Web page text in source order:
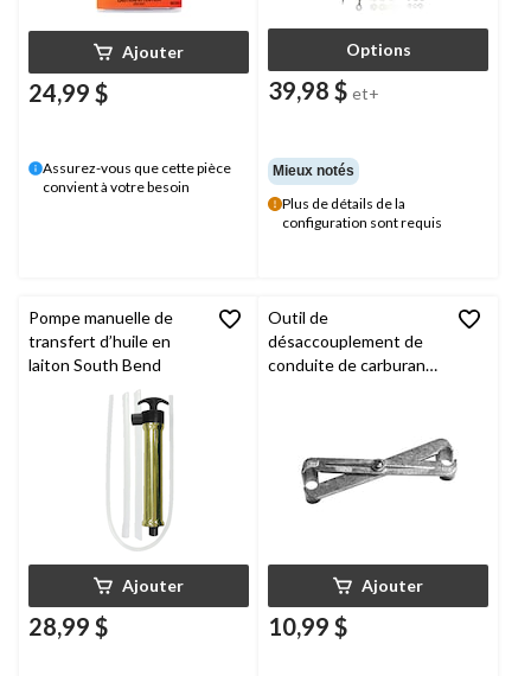
Ajouter
24,99 $
Assurez-vous que cette pièce
convient à votre besoin
Options
39,98 $ et+
Mieux notés
Plus de détails de la
configuration sont requis
Pompe manuelle de
transfert d’huile en
laiton South Bend
Ajouter
28,99 $
Outil de
désaccouplement de
conduite de carburant
Ajouter
10,99 $